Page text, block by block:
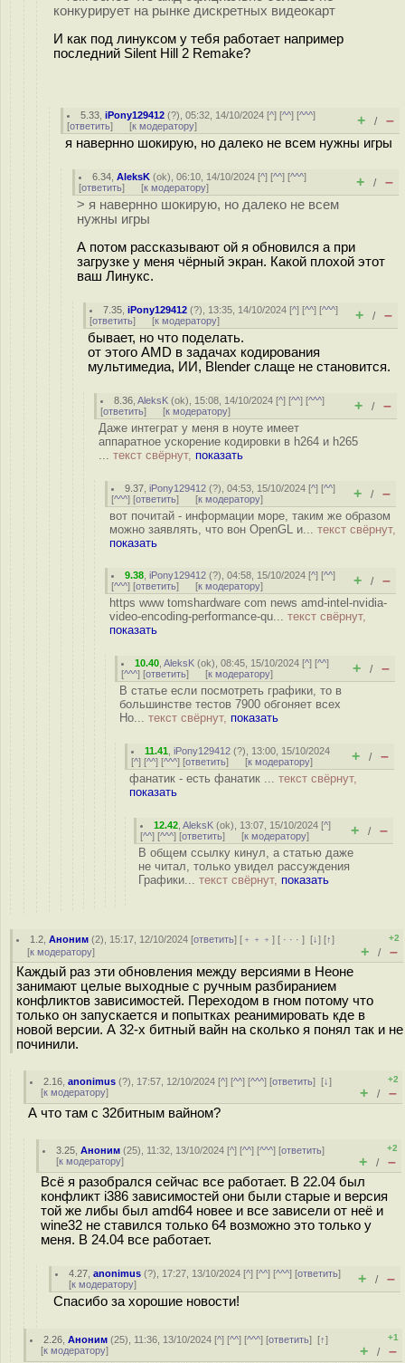
конкурирует на рынке дискретных видеокарт
И как под линуксом у тебя работает например
последний Silent Hill 2 Remake?
5.33 ,iPony129412 (?), 05:32, 14/10/2024 [^] [^^] [^^^]
[ответить] [к модератору] + / –
я навернно шокирую, но далеко не всем нужны игры
6.34 ,AleksK (ok), 06:10, 14/10/2024 [^] [^^] [^^^]
[ответить] [к модератору] + / –
> я навернно шокирую, но далеко не всем
нужны игры
А потом рассказывают ой я обновился а при
загрузке у меня чёрный экран. Какой плохой этот
ваш Линукс.
7.35 ,iPony129412 (?), 13:35, 14/10/2024 [^] [^^] [^^^]
[ответить] [к модератору] + / –
бывает, но что поделать.
от этого AMD в задачах кодирования
мультимедиа, ИИ, Blender слаще не становится.
8.36 ,AleksK (ok), 15:08, 14/10/2024 [^] [^^] [^^^]
[ответить] [к модератору] + / –
Даже интеграт у меня в ноуте имеет
аппаратное ускорение кодировки в h264 и h265
... текст свёрнут, показать
9.37 ,iPony129412 (?), 04:53, 15/10/2024 [^] [^^]
[^^^] [ответить] [к модератору] + / –
вот почитай - информации море, таким же образом
можно заявлять, что вон OpenGL и... текст свёрнут,
показать
9.38 ,iPony129412 (?), 04:58, 15/10/2024 [^] [^^]
[^^^] [ответить] [к модератору] + / –
https www tomshardware com news amd-intel-nvidia-
video-encoding-performance-qu... текст свёрнут,
показать
10.40 ,AleksK (ok), 08:45, 15/10/2024 [^] [^^]
[^^^] [ответить] [к модератору] + / –
В статье если посмотреть графики, то в
большинстве тестов 7900 обгоняет всех
Но... текст свёрнут, показать
11.41 ,iPony129412 (?), 13:00, 15/10/2024
[^] [^^] [^^^] [ответить] [к модератору] + / –
фанатик - есть фанатик ... текст свёрнут,
показать
12.42 ,AleksK (ok), 13:07, 15/10/2024 [^]
[^^] [^^^] [ответить] [к модератору] + / –
В общем ссылку кинул, а статью даже
не читал, только увидел рассуждения
Графики... текст свёрнут, показать
1.2 ,Аноним (2), 15:17, 12/10/2024 [ответить] [ ﹢﹢﹢] [ · · ·][↓] [↑]
[к модератору]
+2
+ / –
Каждый раз эти обновления между версиями в Неоне
занимают целые выходные с ручным разбиранием
конфликтов зависимостей. Переходом в гном потому что
только он запускается и попытках реанимировать кде в
новой версии. А 32-х битный вайн на сколько я понял так и не
починили.
2.16 ,anonimus (?), 17:57, 12/10/2024 [^] [^^] [^^^] [ответить][↓]
[к модератору]
+2
+ / –
А что там с 32битным вайном?
3.25 ,Аноним (25), 11:32, 13/10/2024 [^] [^^] [^^^] [ответить]
[к модератору]
+2
+ / –
Всё я разобрался сейчас все работает. В 22.04 был
конфликт i386 зависимостей они были старые и версия
той же либы был amd64 новее и все зависели от неё и
wine32 не ставился только 64 возможно это только у
меня. В 24.04 все работает.
4.27 ,anonimus (?), 17:27, 13/10/2024 [^] [^^] [^^^] [ответить]
[к модератору] + / –
Спасибо за хорошие новости!
2.26 ,Аноним (25), 11:36, 13/10/2024 [^] [^^] [^^^] [ответить][↑]
[к модератору]
+1
+ / –